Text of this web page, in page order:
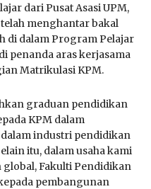
dari Pusat Asasi UPM,
menghantar bakal
di dalam Program Pelajar
penanda aras kerjasama
Matrikulasi KPM.
graduan pendidikan
KPM dalam
industri pendidikan
itu, dalam usaha kami
Fakulti Pendidikan
pembangunan